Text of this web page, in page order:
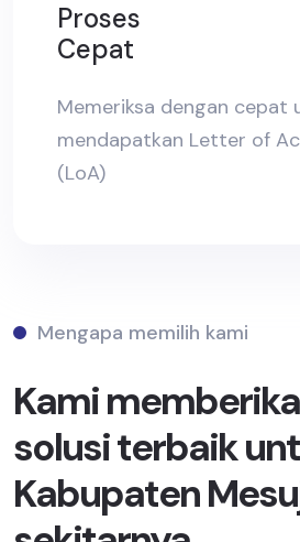
Proses
Cepat
Memeriksa dengan cepat
mendapatkan Letter of
(LoA)
Mengapa memilih kami
Kami
solusi terbaik
Kabupaten